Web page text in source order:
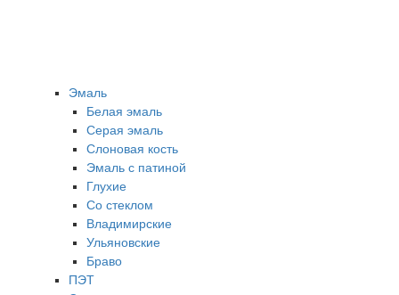
Эмаль
Белая эмаль
Серая эмаль
Слоновая кость
Эмаль с патиной
Глухие
Со стеклом
Владимирские
Ульяновские
Браво
ПЭТ